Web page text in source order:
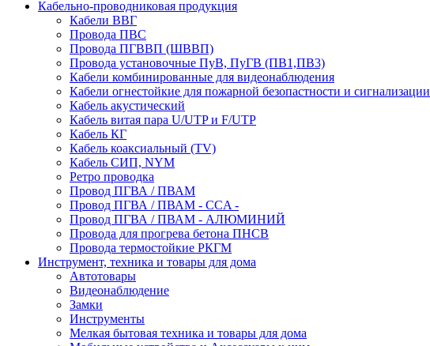
Кабельно-проводниковая продукция
Кабели ВВГ
Провода ПВС
Провода ПГВВП (ШВВП)
Провода установочные ПуВ, ПуГВ (ПВ1,ПВ3)
Кабели комбинированные для видеонаблюдения
Кабели огнестойкие для пожарной безопастности и сигнализации
Кабель акустический
Кабель витая пара U/UTP и F/UTP
Кабель КГ
Кабель коаксиальный (TV)
Кабель СИП, NYM
Ретро проводка
Провод ПГВА / ПВАМ
Провод ПГВА / ПВАМ - CCA -
Провод ПГВА / ПВАМ - АЛЮМИНИЙ
Провода для прогрева бетона ПНСВ
Провода термостойкие РКГМ
Инструмент, техника и товары для дома
Автотовары
Видеонаблюдение
Замки
Инструменты
Мелкая бытовая техника и товары для дома